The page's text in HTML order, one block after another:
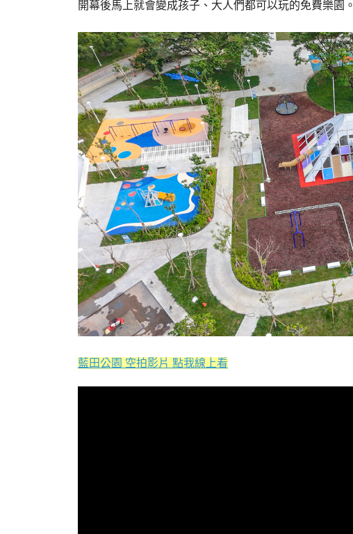
開幕後馬上就會變成孩子、大人們都可以玩的免費樂園。
藍田公園 空拍影片 點我線上看